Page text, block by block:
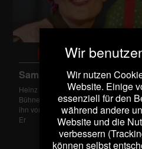
DER HEINZ
Samstag, 14. November
Heinz Erhardt war ein Phänomen.
Bühne erlebt und herzlich über seine
ihn vom Rundfunk, Fernsehen, aus
Er
Wir
Wir nutzen
Website. Einige
essenziell für den
während andere
Website und die
verbessern
können selbst